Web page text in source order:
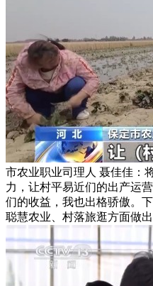
市农业职业司理人 聂佳佳：
力，让村平易近们的出产运
们的收益，我也出格骄傲。
聪慧农业、村落旅逛方面做